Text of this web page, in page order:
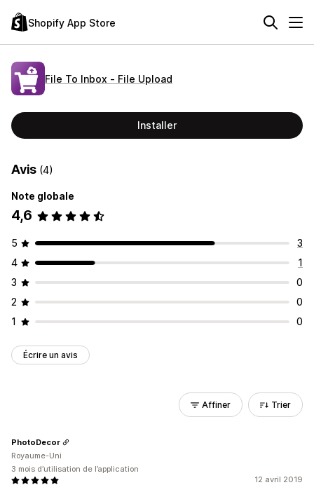
Shopify App Store
File To Inbox ‑ File Upload
Installer
Avis (4)
Note globale
4,6
5
3
4
1
3
0
2
0
1
0
Écrire un avis
Affiner Trier
12 avril 2019
PhotoDecor
Royaume-Uni
3 mois d’utilisation de l’application